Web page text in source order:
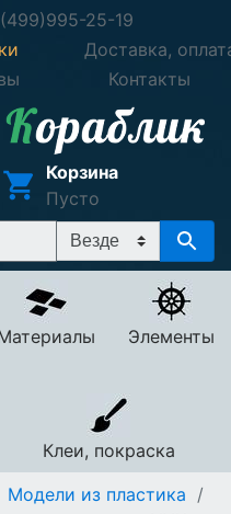
25-19
Доставка,
Контакты
Корзина
Пусто
Элементы
Клеи, покраска
Модели из пластика /